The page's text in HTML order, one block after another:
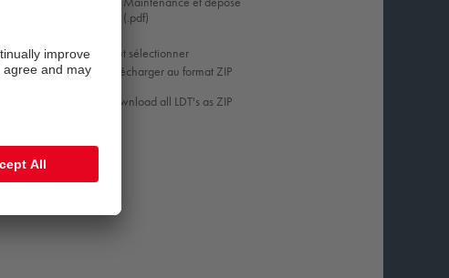
(.pdf)
Tout sélectionner
Télécharger au format ZIP
Download all LDT's as ZIP